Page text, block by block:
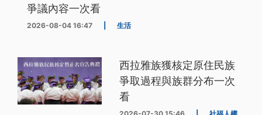
爭議內容一次看
2026-08-04 16:47 生活
西拉雅族獲核定原住民族
爭取過程與族群分布一次
看